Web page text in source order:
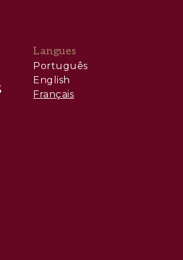
Langues
Português
English
Français